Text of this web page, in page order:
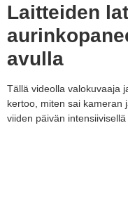
Laitteiden
avulla
Tällä videolla valokuvaaja
kertoo, miten sai kameran
viiden päivän